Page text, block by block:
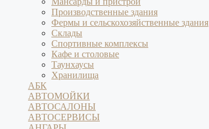
Производственные здания
Фермы и сельскохозяйственные здания
Склады
Спортивные комплексы
Кафе и столовые
Таунхаусы
Хранилища
АБК
АВТОМОЙКИ
АВТОСАЛОНЫ
АВТОСЕРВИСЫ